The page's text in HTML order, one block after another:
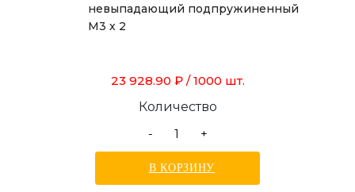
невыпадающий подпружиненный
М3 х 2
23 928.90 ₽ / 1000 шт.
Количество
-
+
В КОРЗИНУ